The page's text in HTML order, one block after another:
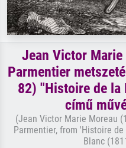
Jean Victor
Parmentier
82) "Histoire de la
című
(Jean Victor Marie Moreau
Parmentier, from 'Histoire
Blanc